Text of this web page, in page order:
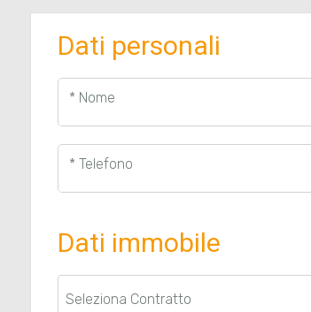
Dati personali
* Nome
* Telefono
Dati immobile
Seleziona Contratto